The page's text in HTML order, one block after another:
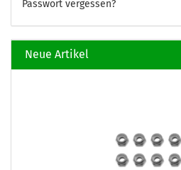
Passwort vergessen?
Neue Artikel